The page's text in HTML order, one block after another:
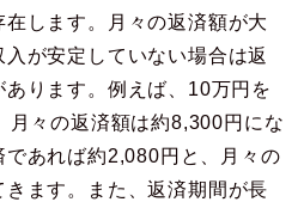
します。月々の返済額が大
が安定していない場合は返
ります。例えば、10万円を
月々の返済額は約8,300円にな
であれば約2,080円と、月々の
ます。また、返済期間が長